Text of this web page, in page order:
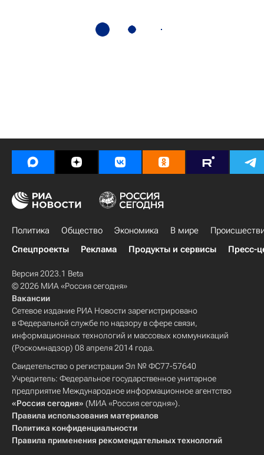
Политика Общество Экономика В мире
Спецпроекты
Реклама Продукты и сервисы Пресс-
Версия 2023.1 Beta
© 2026 МИА «Россия сегодня»
Вакансии
Сетевое издание РИА Новости зарегистрировано
в Федеральной службе по надзору в сфере связи,
информационных технологий и массовых коммуникаций
(Роскомнадзор) 08 апреля 2014 года.
Свидетельство о регистрации Эл № ФС77-57640
Учредитель: Федеральное государственное унитарное
предприятие Международное информационное агентство
«Россия сегодня» (МИА «Россия сегодня»).
Правила использования материалов
Политика конфиденциальности
Правила применения рекомендательных технологий